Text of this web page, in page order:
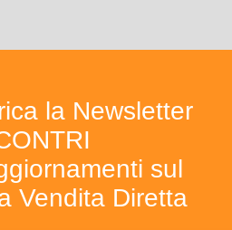
la Newsletter
sul
Vendita Diretta